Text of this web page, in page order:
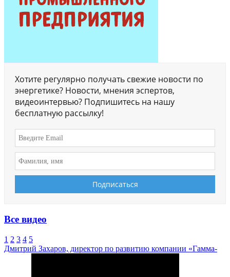
Хотите регулярно получать свежие новости по
энергетике? Новости, мнения эспертов,
видеоинтервью? Подпишитесь на нашу
бесплатную рассылку!
Все видео
1 2 3 4 5
Дмитрий Захаров, директор по развитию компании «Гамма-